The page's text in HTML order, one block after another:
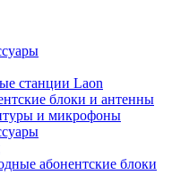
станции Laon
блоки и антенны
и микрофоны
абонентские блоки